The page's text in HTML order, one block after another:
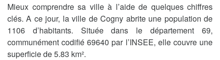
Mieux comprendre sa ville à l’aide de quelques chiffres
clés. A ce jour, la ville de Cogny abrite une population de
1106 d’habitants. Située dans le département 69,
communément codifié 69640 par l’INSEE, elle couvre une
superficie de 5.83 km².